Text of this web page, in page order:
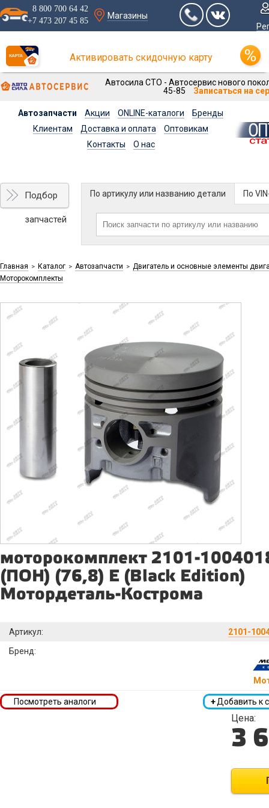
8 800 700 64 42
+7 473 207 45 85
Магазины
Активировать скидочную карту
Автосила СТО - Автосервис нового
45-85
Записаться на
Автозапчасти Акции ONLINE-каталоги
Бренды
Клиентам
Доставка и оплата
Оптовикам
Контакты
О нас
Подбор
запчастей
По артикулу или названию детали По
Главная > Каталог > Автозапчасти > Двигатель и основные элементы
Моторокомплекты
моторокомплект 2101-
(ПОН) (76,8) Е (Black Edition)
Мотордеталь-Кострома
Артикул:
2101-
Бренд:
+Добавить к
Посмотреть аналоги
Цена:
3